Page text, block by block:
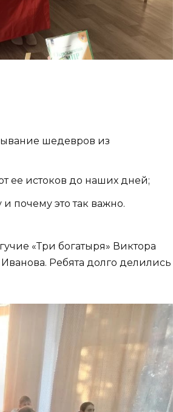
шедевров из
ее истоков до наших дней;
и почему это так важно.
«Три богатыря» Виктора
Ребята долго делились